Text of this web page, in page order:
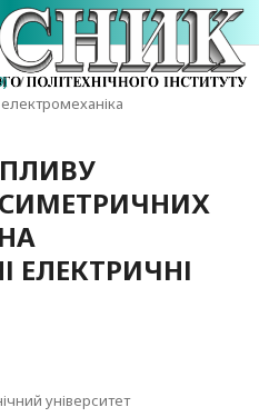
/
ЕЛЕКТРИЧНІ
університет